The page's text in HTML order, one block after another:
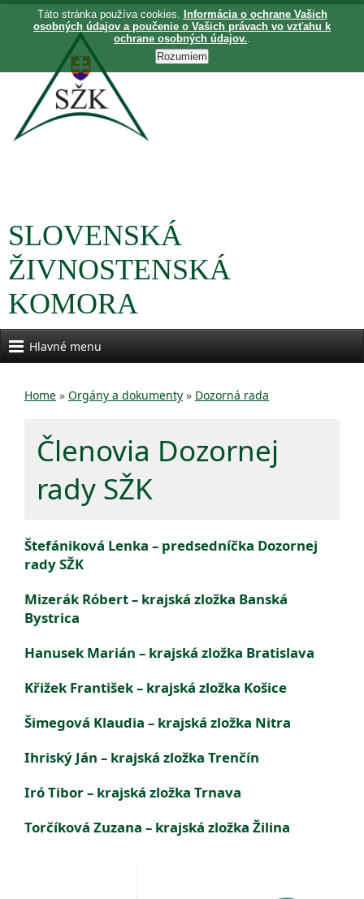
SLOVENSKÁ
ŽIVNOSTENSKÁ
KOMORA
Hlavné menu
Home » Orgány a dokumenty » Dozorná rada
Členovia Dozornej
rady SŽK
Štefániková Lenka – predsedníčka Dozornej
rady SŽK
Mizerák Róbert– krajská zložka Banská
Bystrica
Hanusek Marián – krajská zložka Bratislava
Křižek František– krajská zložka Košice
Šimegová Klaudia – krajská zložka Nitra
Ihriský Ján – krajská zložka Trenčín
Iró Tibor– krajská zložka Trnava
Torčíková Zuzana – krajská zložka Žilina
Táto stránka používa cookies.
Informácia o ochrane Vašich
osobných údajov a poučenie o Vašich právach vo vzťahu k
ochrane osobných údajov..